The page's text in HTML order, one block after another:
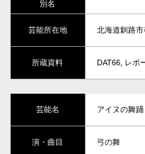
北海道釧路市
DAT66, レポ
アイヌの舞踊
弓の舞